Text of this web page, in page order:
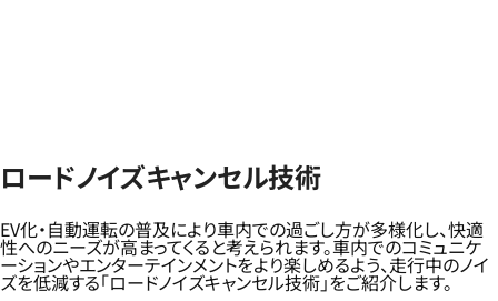
ロードノイズキャンセル技術
EV化・自動運転の普及により車内での過ごし方が多様化し、快適
性へのニーズが高まってくると考えられます。車内でのコミュニケ
ーションやエンターテインメントをより楽しめるよう、走行中のノイ
ズを低減する「ロードノイズキャンセル技術」をご紹介します。